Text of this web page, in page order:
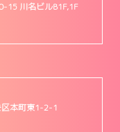
15 川名ビルB1F,1F
区本町東1-2-1